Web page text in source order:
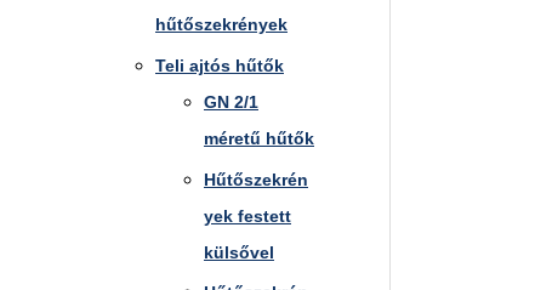
hűtőszekrények
Teli ajtós hűtők
GN 2/1
méretű hűtők
Hűtőszekrén
yek festett
külsővel